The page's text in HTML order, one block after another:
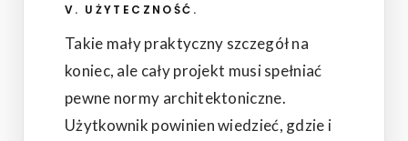
V. UŻYTECZNOŚĆ.
Takie mały praktyczny szczegół na
koniec, ale cały projekt musi spełniać
pewne normy architektoniczne.
Użytkownik powinien wiedzieć, gdzie i